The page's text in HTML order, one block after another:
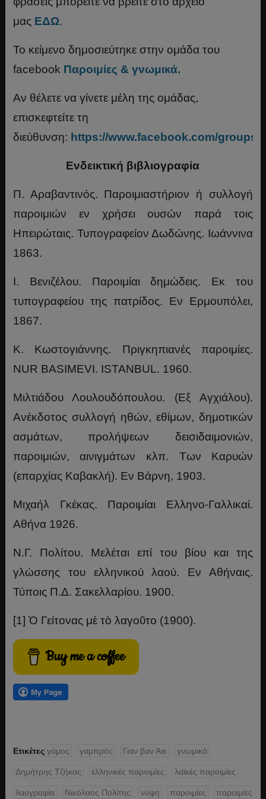
μας ΕΔΩ.
Το κείμενο δημοσιεύτηκε στην ομάδα του
facebook Παροιμίες & γνωμικά.
Αν θέλετε να γίνετε μέλη της ομάδας,
επισκεφτείτε τη
διεύθυνση: https://www.facebook.com/groups/
Ενδεικτική βιβλιογραφία
Π. Αραβαντινός. Παροιμιαστήριον ή συλλογή
παροιμιών εν χρήσει ουσών παρά τοις
Ηπειρώταις. Τυπογραφείον Δωδώνης. Ιωάννινα
1863.
Ι. Βενιζέλου. Παροιμίαι δημώδεις. Εκ του
τυπογραφείου της πατρίδος. Εν Ερμουπόλει,
1867.
Κ. Κωστογιάννης. Πριγκηπιανές παροιμίες.
NUR BASIMEVI. ISTANBUL. 1960.
Μιλτιάδου Λουλουδόπουλου. (Εξ Αγχιάλου).
Ανέκδοτος συλλογή ηθών, εθίμων, δημοτικών
ασμάτων, προλήψεων δεισιδαιμονιών,
παροιμιών, αινιγμάτων κλπ. Των Καρυών
(επαρχίας Καβακλή). Εν Βάρνη, 1903.
Μιχαήλ Γκέκας. Παροιμίαι Ελληνο-Γαλλικαί.
Αθήνα 1926.
Ν.Γ. Πολίτου. Μελέται επί του βίου και της
γλώσσης του ελληνικού λαού. Εν Αθήναις.
Τύποις Π.Δ. Σακελλαρίου. 1900.
[1] Ὁ Γείτονας μὲ τὸ λαγοῦτο (1900).
Buy me a coffee
Ετικέτες γάμος γαμπρός Γιαν βαν Άικ γνωμικά
Δημήτρης Τζήκας ελληνικές παροιμίες λαϊκές παροιμίες
λαογραφία Νικόλαος Πολίτης νύφη παροιμίες παροιμίες